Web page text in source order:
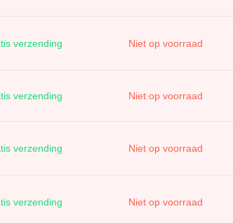
verzending Niet op voorraad
verzending Niet op voorraad
verzending Niet op voorraad
verzending Niet op voorraad